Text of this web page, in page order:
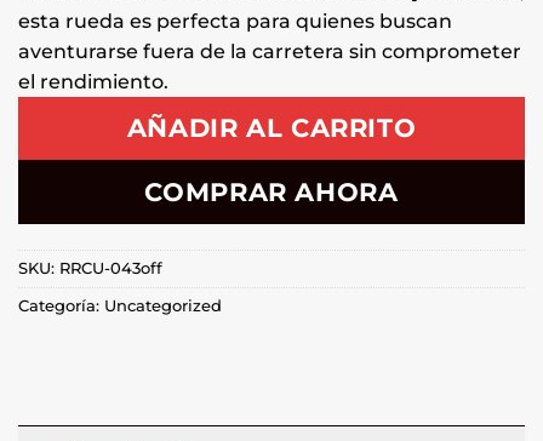
esta rueda es perfecta para quienes buscan
aventurarse fuera de la carretera sin comprometer
el rendimiento.
AÑADIR AL CARRITO
COMPRAR AHORA
SKU: RRCU-043off
Categoría: Uncategorized